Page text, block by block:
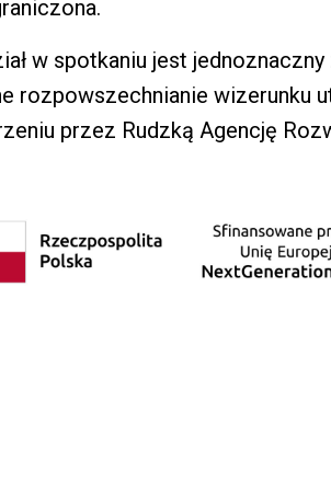
w spotkaniu jest
rozpowszechnianie wizerunku
przez Rudzką Agencję